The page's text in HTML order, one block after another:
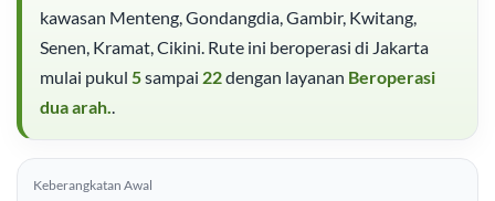
kawasan Menteng, Gondangdia, Gambir, Kwitang,
Senen, Kramat, Cikini. Rute ini beroperasi di Jakarta
mulai pukul 5sampai 22dengan layanan Beroperasi
dua arah..
Keberangkatan Awal